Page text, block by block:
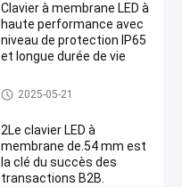
Clavier à membrane LED à
haute performance avec
niveau de protection IP65
et longue durée de vie
Clavier numérique de membra
ne de LED
2025-05-21
2Le clavier LED à
membrane de.54 mm est
la clé du succès des
transactions B2B.